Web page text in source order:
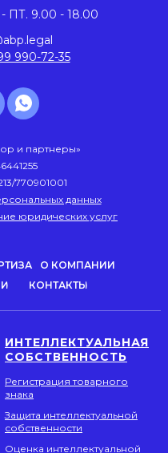
КОНТАКТЫ
О КОМПАНИИ
ПТ. 9.00 - 18.00
990-72-35
и партнеры»
770901001
данных
юридических услуг
ИНТЕЛЛЕКТУАЛЬНАЯ
СОБСТВЕННОСТЬ
Регистрация товарного
знака
Защита интеллектуальной
собственности
Оценка интеллектуальной